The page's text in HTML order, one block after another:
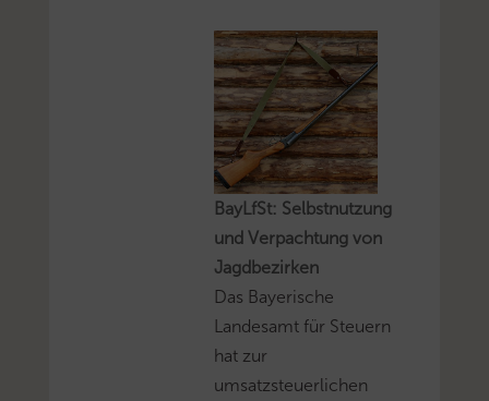
BayLfSt: Selbstnutzung
und Verpachtung von
Jagdbezirken
Das Bayerische
Landesamt für Steuern
hat zur
umsatzsteuerlichen